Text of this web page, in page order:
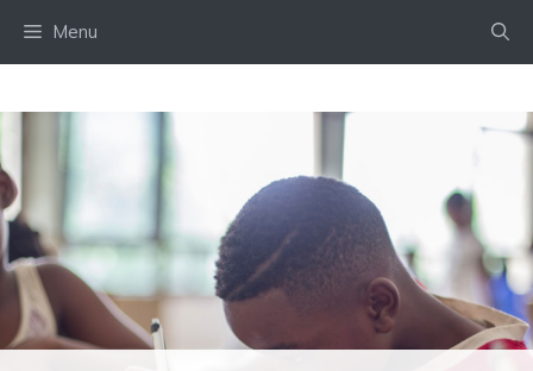
Menu